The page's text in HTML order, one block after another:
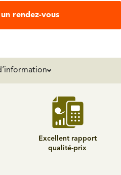
rendez-vous
Excellent rapport
qualité-prix